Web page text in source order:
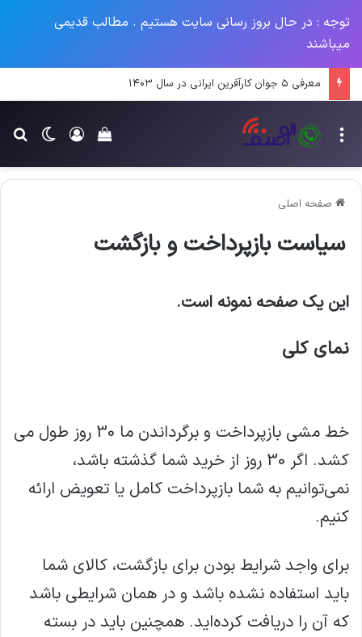
توجه : در حال بروز رسانی سایت هستیم . مطالب قدیمی
میباشند
معرفی ۵ جوان کارآفرین ایرانی در سال ۱۴۰۳
تغییر ورود
سبد خرید خود منو
صفحه اصلی
سیاست بازپرداخت و بازگشت
این یک صفحه نمونه است.
نمای کلی
خط مشی بازپرداخت و برگرداندن ما 30 روز طول می
کشد. اگر 30 روز از خرید شما گذشته باشد،
نمی‌توانیم به شما بازپرداخت کامل یا تعویض ارائه
کنیم.
برای واجد شرایط بودن برای بازگشت، کالای شما
باید استفاده نشده باشد و در همان شرایطی باشد
که آن را دریافت کرده‌اید. همچنین باید در بسته